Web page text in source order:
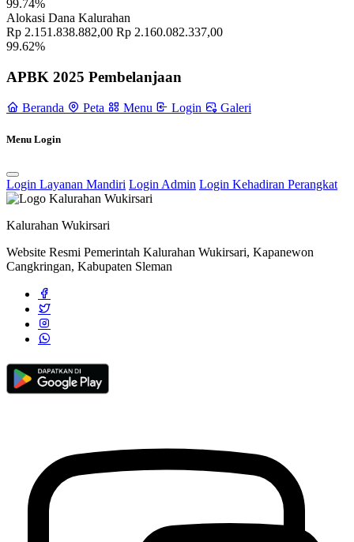
Gotong Royong Perbaikan Saluran Irigasi Padukuhan Bedoyo dan
Salam 21 Oktober 2024
Rapat Koordinasi Dukuh Se-Kalurahan Wukirsari, 08 Juni 2022.
Lebih Berdaya 17 Oktober 2025
Safari Tarawih Ramadhan Pemerintah Kalurahan Wukirsari di
Pemkal Wukirsari Salurkan Bantuan kepada Warga Terdampak
Pohon Tumbang di Padukuhan Cancangan
99.74%
Alokasi Dana Kalurahan
Rp 2.151.838.882,00 Rp 2.160.082.337,00
99.62%
APBK 2025 Pembelanjaan
Beranda Peta Menu Login Galeri
Menu Login
Login Layanan Mandiri Login Admin Login Kehadiran Perangkat
Kalurahan Wukirsari
Website Resmi Pemerintah Kalurahan Wukirsari, Kapanewon
Cangkringan, Kabupaten Sleman